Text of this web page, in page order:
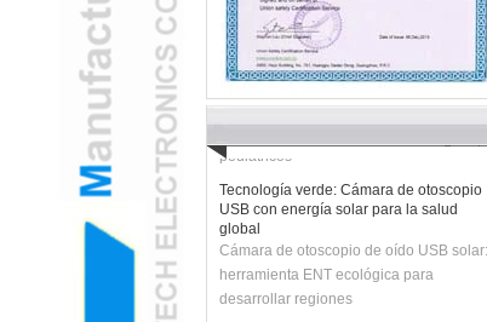
Pediatric Ent adopta la cámara de oído
con oído USB gamificada para reducir la
ansiedad del niño
H2 "AR-AR La cámara de oído USB
mejorado transforma los exámenes
USB con energía solar para la salud
global
Cámara de otoscopio de oído USB solar:
herramienta ENT ecológica para
desarrollar regiones